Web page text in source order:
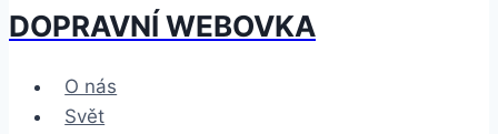
DOPRAVNÍ WEBOVKA
O nás
Svět